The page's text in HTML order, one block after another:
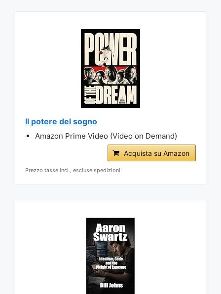
Il potere del sogno
Amazon Prime Video (Video on Demand)
Acquista su Amazon
Prezzo tasse incl., escluse spedizioni